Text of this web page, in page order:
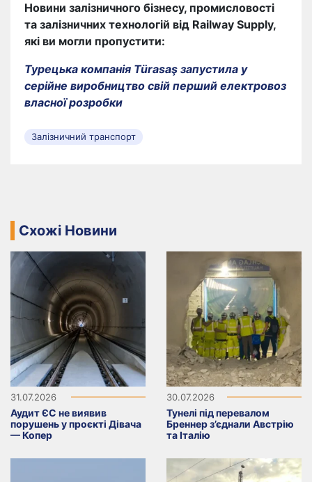
Новини залізничного бізнесу, промисловості
та залізничних технологій від Railway Supply,
які ви могли пропустити:
Турецька компанія Türasaş запустила у
серійне виробництво свій перший електровоз
власної розробки
Залізничний транспорт
Схожі Новини
31.07.2026
Аудит ЄС не виявив
порушень у проєкті Дівача
— Копер
30.07.2026
Тунелі під перевалом
Бреннер з’єднали Австрію
та Італію